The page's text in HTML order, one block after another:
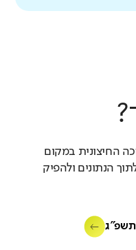
החיצונית במקום
הנתונים ולהפיק
תשפ"ג